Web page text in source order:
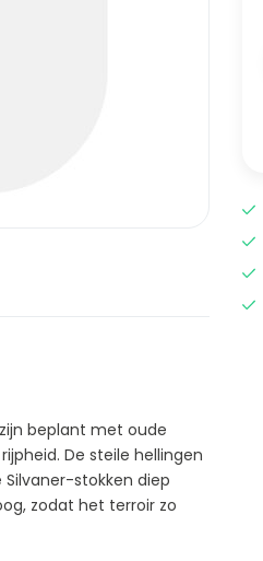
beplant met oude
De steile hellingen
stokken diep
zodat het terroir zo